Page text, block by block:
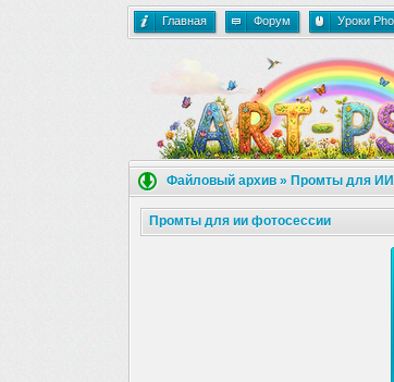
Главная Форум Уроки
Файловый архив » Промты для ИИ
Промты для ии фотосессии